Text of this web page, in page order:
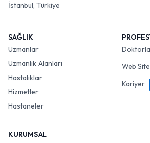
İstanbul, Türkiye
SAĞLIK
Uzmanlar
Uzmanlık Alanları
Hastalıklar
Hizmetler
Hastaneler
Web
Kariyer
KURUMSAL